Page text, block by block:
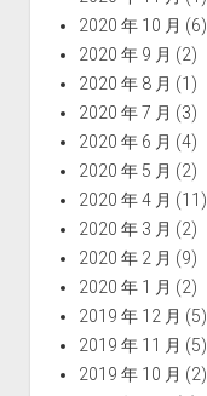
2020 年 10 月 (6)
2020 年 9 月 (2)
2020 年 8 月 (1)
2020 年 7 月 (3)
2020 年 6 月 (4)
2020 年 5 月 (2)
2020 年 4 月 (11)
2020 年 3 月 (2)
2020 年 2 月 (9)
2020 年 1 月 (2)
2019 年 12 月 (5)
2019 年 11 月 (5)
2019 年 10 月 (2)